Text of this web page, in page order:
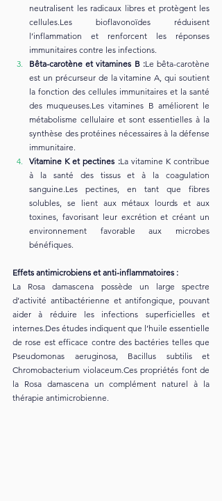
neutralisent les radicaux libres et protègent les
cellules.Les bioflavonoïdes réduisent
l’inflammation et renforcent les réponses
immunitaires contre les infections.
Bêta-carotène et vitamines B :Le bêta-carotène
est un précurseur de la vitamine A, qui soutient
la fonction des cellules immunitaires et la santé
des muqueuses.Les vitamines B améliorent le
métabolisme cellulaire et sont essentielles à la
synthèse des protéines nécessaires à la défense
immunitaire.
Vitamine K et pectines :La vitamine K contribue
à la santé des tissus et à la coagulation
sanguine.Les pectines, en tant que fibres
solubles, se lient aux métaux lourds et aux
toxines, favorisant leur excrétion et créant un
environnement favorable aux microbes
bénéfiques.
Effets antimicrobiens et anti-inflammatoires :
La Rosa damascena possède un large spectre
d’activité antibactérienne et antifongique, pouvant
aider à réduire les infections superficielles et
internes.Des études indiquent que l’huile essentielle
de rose est efficace contre des bactéries telles que
Pseudomonas aeruginosa, Bacillus subtilis et
Chromobacterium violaceum.Ces propriétés font de
la Rosa damascena un complément naturel à la
thérapie antimicrobienne.